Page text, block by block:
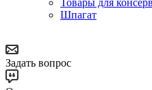
Шпагат
Задать вопрос